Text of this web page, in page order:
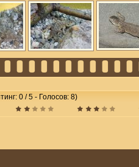
0 / 5 - Голосов: 8)